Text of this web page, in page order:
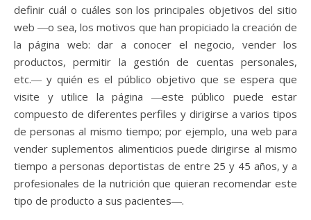
definir cuál o cuáles son los principales objetivos del sitio
web ―o sea, los motivos que han propiciado la creación de
la página web: dar a conocer el negocio, vender los
productos, permitir la gestión de cuentas personales,
etc.― y quién es el público objetivo que se espera que
visite y utilice la página ―este público puede estar
compuesto de diferentes perfiles y dirigirse a varios tipos
de personas al mismo tiempo; por ejemplo, una web para
vender suplementos alimenticios puede dirigirse al mismo
tiempo a personas deportistas de entre 25 y 45 años, y a
profesionales de la nutrición que quieran recomendar este
tipo de producto a sus pacientes―.